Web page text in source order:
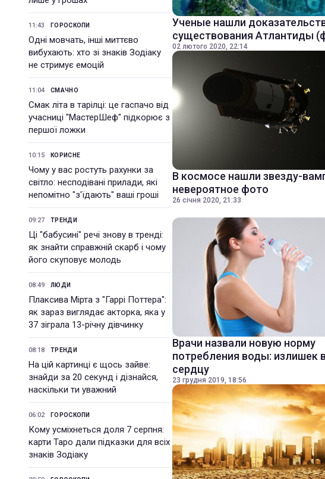
11:43 ГОРОСКОПИ
Одні мовчать, інші миттєво
вибухають: хто зі знаків Зодіаку
не стримує емоцій
11:04 СМАЧНО
Смак літа в тарілці: це гаспачо від
учасниці "МастерШеф" підкорює з
першої ложки
10:15 КОРИСНЕ
Чому у вас ростуть рахунки за
світло: несподівані прилади, які
непомітно "з'їдають" ваші гроші
09:27 ТРЕНДИ
Ці "бабусині" речі знову в тренді:
як знайти справжній скарб і чому
його скуповує молодь
08:49 ЛЮДИ
Плаксива Мірта з "Гаррі Поттера":
як зараз виглядає акторка, яка у
37 зіграла 13-річну дівчинку
08:18 ТРЕНДИ
На цій картинці є щось зайве:
знайди за 20 секунд і дізнайся,
наскільки ти уважний
06:02 ГОРОСКОПИ
Кому усміхнеться доля 7 серпня:
карти Таро дали підказки для всіх
знаків Зодіаку
Ученые нашли
существования Атлантиды
02 лютого 2020, 22:14
В космосе нашли звезду-
невероятное фото
26 січня 2020, 21:33
Врачи назвали новую норму
потребления воды: излишек
сердцу
23 грудня 2019, 18:56